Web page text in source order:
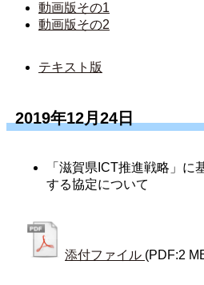
動画版その1
動画版その2
テキスト版
2019年12月24日
「滋賀県ICT推進戦略」に
する協定について
添付ファイル (PDF:2